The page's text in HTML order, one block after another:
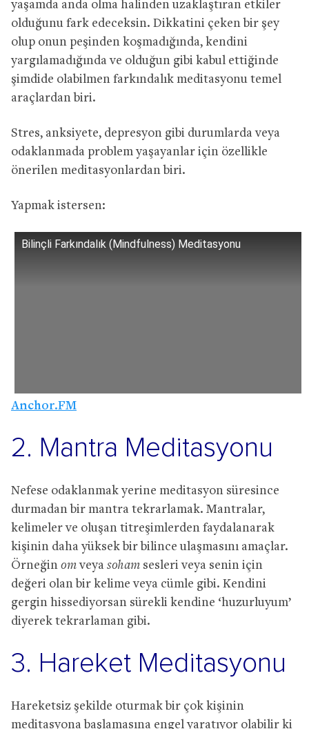
yaşamda anda olma halinden uzaklaştıran etkiler
olduğunu fark edeceksin. Dikkatini çeken bir şey
olup onun peşinden koşmadığında, kendini
yargılamadığında ve olduğun gibi kabul ettiğinde
şimdide olabilmen farkındalık meditasyonu temel
araçlardan biri.
Stres, anksiyete, depresyon gibi durumlarda veya
odaklanmada problem yaşayanlar için özellikle
önerilen meditasyonlardan biri.
Yapmak istersen:
Bilinçli Farkındalık (Mindfulness) Meditasyonu
Anchor.FM
2. Mantra Meditasyonu
Nefese odaklanmak yerine meditasyon süresince
durmadan bir mantra tekrarlamak. Mantralar,
kelimeler ve oluşan titreşimlerden faydalanarak
kişinin daha yüksek bir bilince ulaşmasını amaçlar.
Örneğin omveya soham sesleri veya senin için
değeri olan bir kelime veya cümle gibi. Kendini
gergin hissediyorsan sürekli kendine ‘huzurluyum’
diyerek tekrarlaman gibi.
3. Hareket Meditasyonu
Hareketsiz şekilde oturmak bir çok kişinin
meditasyona başlamasına engel yaratıyor olabilir ki